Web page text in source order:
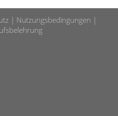
Nutzungsbedingungen